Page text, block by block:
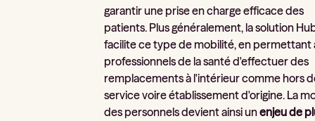
garantir une prise en charge efficace des
patients. Plus généralement, la solution
facilite ce type de mobilité, en permettant
professionnels de la santé d'effectuer des
remplacements à l'intérieur comme hors
service voire établissement d'origine. La
des personnels devient ainsi unenjeu de